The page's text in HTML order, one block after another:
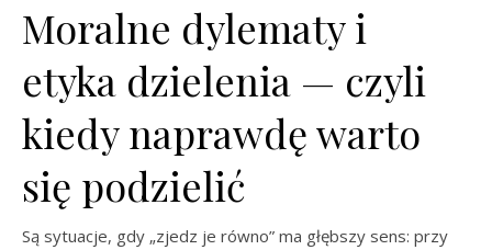
Moralne dylematy i
etyka dzielenia — czyli
kiedy naprawdę warto
się podzielić
Są sytuacje, gdy „zjedz je równo” ma głębszy sens: przy